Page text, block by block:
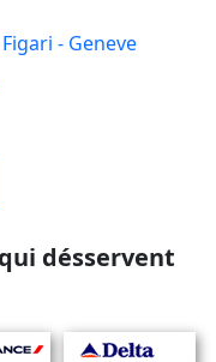
- Geneve
désservent